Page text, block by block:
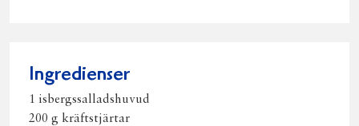
Ingredienser
1 isbergssalladshuvud
200 g kräftstjärtar